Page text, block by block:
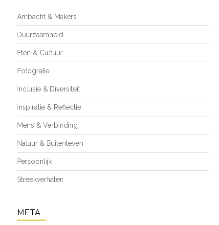
Ambacht & Makers
Duurzaamheid
Eten & Cultuur
Fotografie
Inclusie & Diversiteit
Inspiratie & Reflectie
Mens & Verbinding
Natuur & Buitenleven
Persoonlijk
Streekverhalen
META